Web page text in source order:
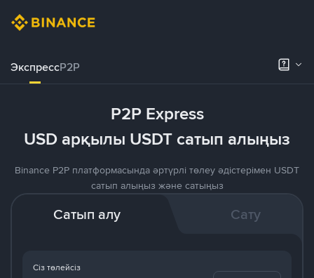
ЭкспрессP2P
P2P Express
USD арқылы USDT сатып алыңыз
Binance P2P платформасында әртүрлі төлеу әдістерімен USDT
сатып алыңыз және сатыңыз
Сатып алу Сату
Сіз төлейсіз